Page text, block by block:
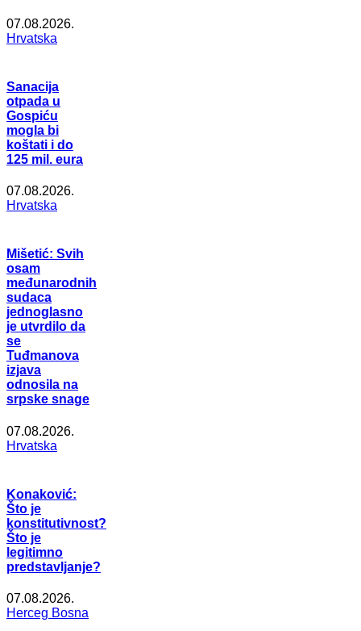
07.08.2026.
Hrvatska
Sanacija
otpada u
Gospiću
mogla bi
koštati i do
125 mil. eura
07.08.2026.
Hrvatska
Mišetić: Svih
osam
međunarodnih
sudaca
jednoglasno
je utvrdilo da
se
Tuđmanova
izjava
odnosila na
srpske snage
07.08.2026.
Hrvatska
Konaković:
Što je
konstitutivnost?
Što je
legitimno
predstavljanje?
07.08.2026.
Herceg Bosna